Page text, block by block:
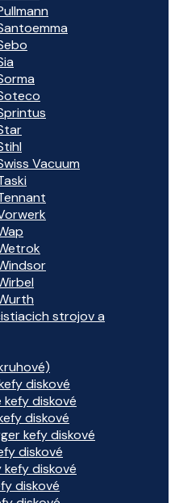
Vacuum
strojov a
diskové
diskové
diskové
kefy diskové
diskové
kefy diskové
diskové